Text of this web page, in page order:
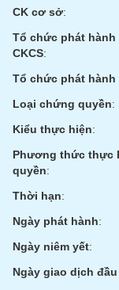
CK cơ sở:
Tổ chức phát hành
CKCS:
Tổ chức phát hành
Loại chứng quyền:
Kiểu thực hiện:
Phương thức thực
quyền:
Thời hạn:
Ngày phát hành:
Ngày niêm yết:
Ngày giao dịch
Thuật
ngữ
Dịch
vụ
Đào